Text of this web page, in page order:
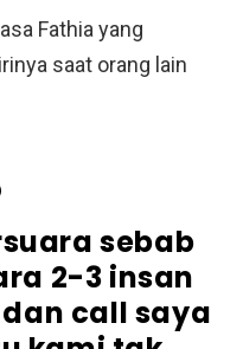
Fathia yang
saat orang lain
sebab
2-3 insan
call saya